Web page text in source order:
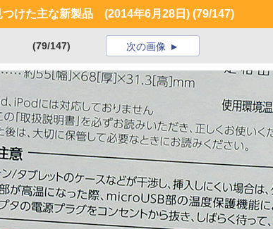
つけた主な新製品 (2014年6月28日) (79/147)
(79/147) 次の画像